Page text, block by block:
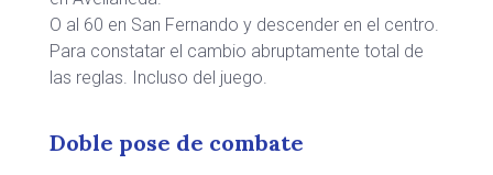
O al 60 en San Fernando y descender en el centro.
Para constatar el cambio abruptamente total de
las reglas. Incluso del juego.
Doble pose de combate